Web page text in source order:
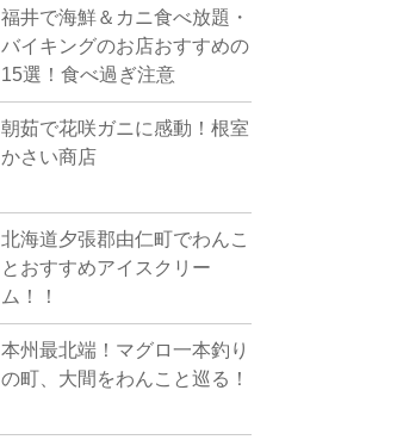
福井で海鮮＆カニ食べ放題・
バイキングのお店おすすめの
15選！食べ過ぎ注意
朝茹で花咲ガニに感動！根室
かさい商店
北海道夕張郡由仁町でわんこ
とおすすめアイスクリー
ム！！
本州最北端！マグロ一本釣り
の町、大間をわんこと巡る！